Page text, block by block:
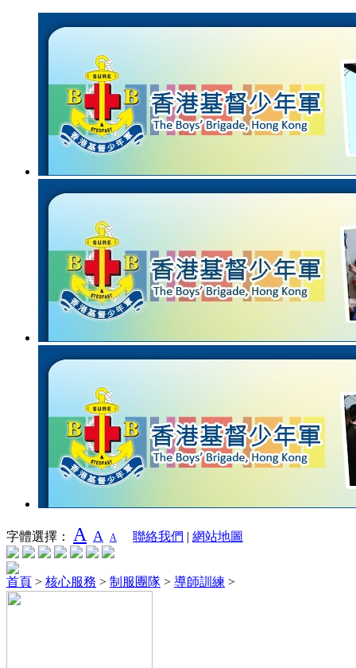
字體選擇： A A A 聯絡我們 | 網站地圖
首頁 > 核心服務 > 制服團隊 > 導師訓練 >